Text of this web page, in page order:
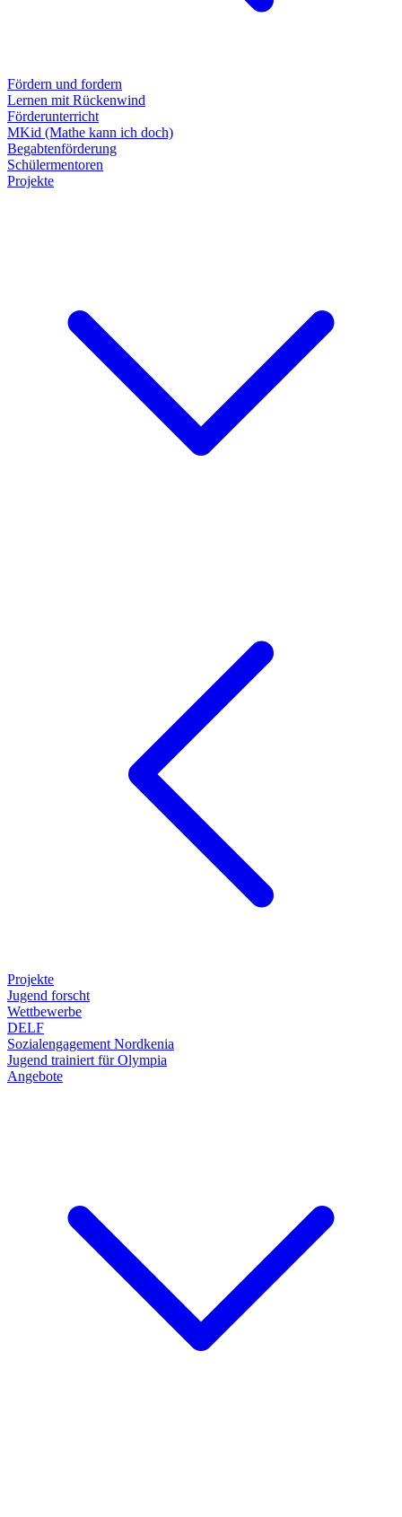
Fördern und fordern
Lernen mit Rückenwind
Förderunterricht
MKid (Mathe kann ich doch)
Begabtenförderung
Schülermentoren
Projekte
Projekte
Jugend forscht
Wettbewerbe
DELF
Sozialengagement Nordkenia
Jugend trainiert für Olympia
Angebote